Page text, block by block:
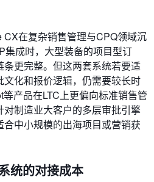
在复杂销售管理与CPQ领域沉
成时，大型装备的项目型订
更完整。但这两套系统若要适
化和报价逻辑，仍需要较长时
产品在LTC上更偏向标准销售管
制造业大客户的多层审批引擎
中小规模的出海项目或营销获
统的对接成本